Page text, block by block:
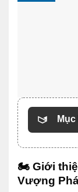
🏍️ Giới
Vượng